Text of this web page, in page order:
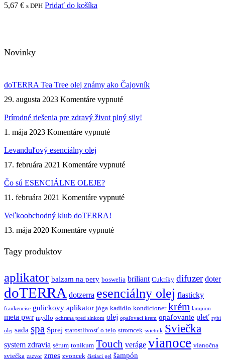
5,67 € s DPH Pridať do košíka
Novinky
doTERRA Tea Tree olej známy ako Čajovník
29. augusta 2023 Komentáre vypnuténa
Tea
Čajovník
Prírodné riešenia pre zdravý život plný sily!
1. mája 2023 Komentáre vypnuténa
zdravý
sily!
Levanduľový esenciálny olej
17. februára 2021 Komentáre vypnuténa
Čo sú ESENCIÁLNE OLEJE?
11. februára 2021 Komentáre vypnuténa
Veľkoobchodný klub doTERRA!
13. mája 2020 Komentáre vypnuténa
Tagy produktov
aplikator balzam na pery boswelia briliant Cukríky difuzer doter
doTERRA dotzerra esenciálny olej flasticky
frankencise gulickovy aplikator jóga kadidlo kondicioner krém lampion
meta pwr mydlo ochrana pred slnkom olej opaľovaci krem opaľovanie pleť rybí
olej sada spa Sprej starostlivosť o telo stromcek svietnik Sviečka
system zdravia sérum tonikum Touch veráge vianoce vianočna
sviečka zazvor zmes zvoncek čistiaci gel šampón